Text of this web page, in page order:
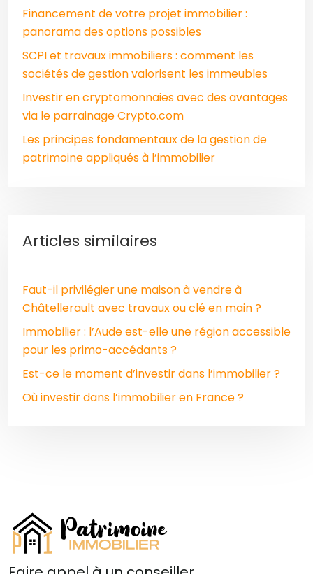
Financement de votre projet immobilier :
panorama des options possibles
SCPI et travaux immobiliers : comment les
sociétés de gestion valorisent les immeubles
Investir en cryptomonnaies avec des avantages
via le parrainage Crypto.com
Les principes fondamentaux de la gestion de
patrimoine appliqués à l’immobilier
Articles similaires
Faut-il privilégier une maison à vendre à
Châtellerault avec travaux ou clé en main ?
Immobilier : l’Aude est-elle une région accessible
pour les primo-accédants ?
Est-ce le moment d’investir dans l’immobilier ?
Où investir dans l’immobilier en France ?